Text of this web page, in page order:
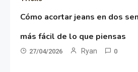
Cómo acortar jeans en dos
más fácil de lo que piensas
27/04/2026 Ryan 0